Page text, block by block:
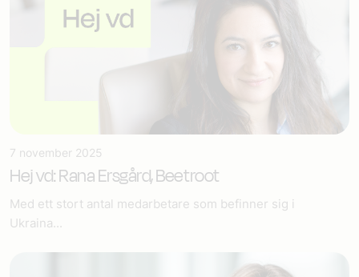
7 november 2025
Hej vd: Rana Ersgård, Beetroot
Med ett stort antal medarbetare som befinner sig i
Ukraina...